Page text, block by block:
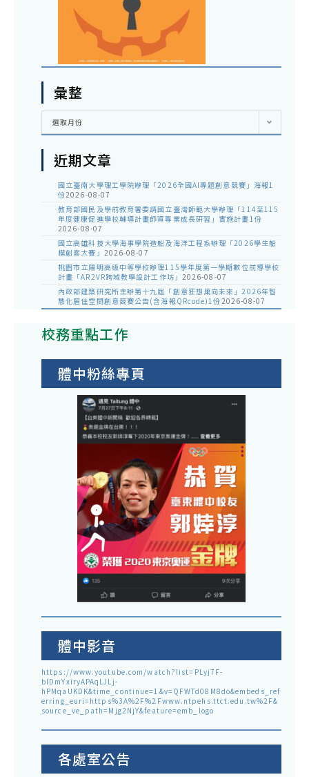
彙整
彙
選取月份
近期文章
國立臺南大學理工學院辦理「2026全國AI專題創意競賽」海報1
份2026-08-07
教育部國民及學前教育署委請國立臺灣師範大學辦理「114至115
年度健康促進學校輔導計畫師資專業成長研習」實施計畫1份
2026-08-07
國立高雄科技大學海事學院造船及海洋工程系辦理「2026學生船
模創客大賽」 2026-08-07
桃園市立陽明高級中等學校辦理115學年度第一學期數位前導學校
計畫「AR2VR跨域教學設計工作坊」 2026-08-07
內政部建築研究所主辦第十九屆「創意狂想巢向未來」2026年智
慧化居住空間創意競賽公告(含海報QRcode)1份2026-08-07
校務重點工作
體中粉絲專頁
體中影音
https://www.youtube.com/watch?list=PLyj7F-
blDmYxiryAPAqLJLj-
hPMqaUKDK&time_continue=1&v=QFWTd08M8do&embeds_ref
erring_euri=https%3A%2F%2Fwww.ntpehs.ttct.edu.tw%2F&
source_ve_path=Mjg2NjY&feature=emb_logo
各處室公告